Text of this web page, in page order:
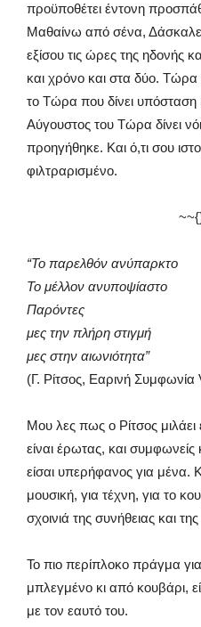
προϋποθέτει έντονη
Μαθαίνω από σένα,
εξίσου τις ώρες της ηδονής
και χρόνο και στα δύο.
το Τώρα που δίνει
Αύγουστος του Τώρα δίνει
προηγήθηκε. Και ό,τι σου
φιλτραρισμένο.
“Το παρελθόν ανύπαρκτο
Το μέλλον ανυποψίαστο
Παρόντες
μες την πλήρη στιγμή
μες στην αιωνιότητα”
(Γ. Ρίτσος, Εαρινή Συμφωνία
Μου λες πως ο Ρίτσος
είναι έρωτας, και συμφωνείς
είσαι υπερήφανος για μένα.
μουσική, για τέχνη, για το
σχοινιά της συνήθειας και
Το πιο περίπλοκο πράγμα
μπλεγμένο κι από κουβάρι,
με τον εαυτό του.